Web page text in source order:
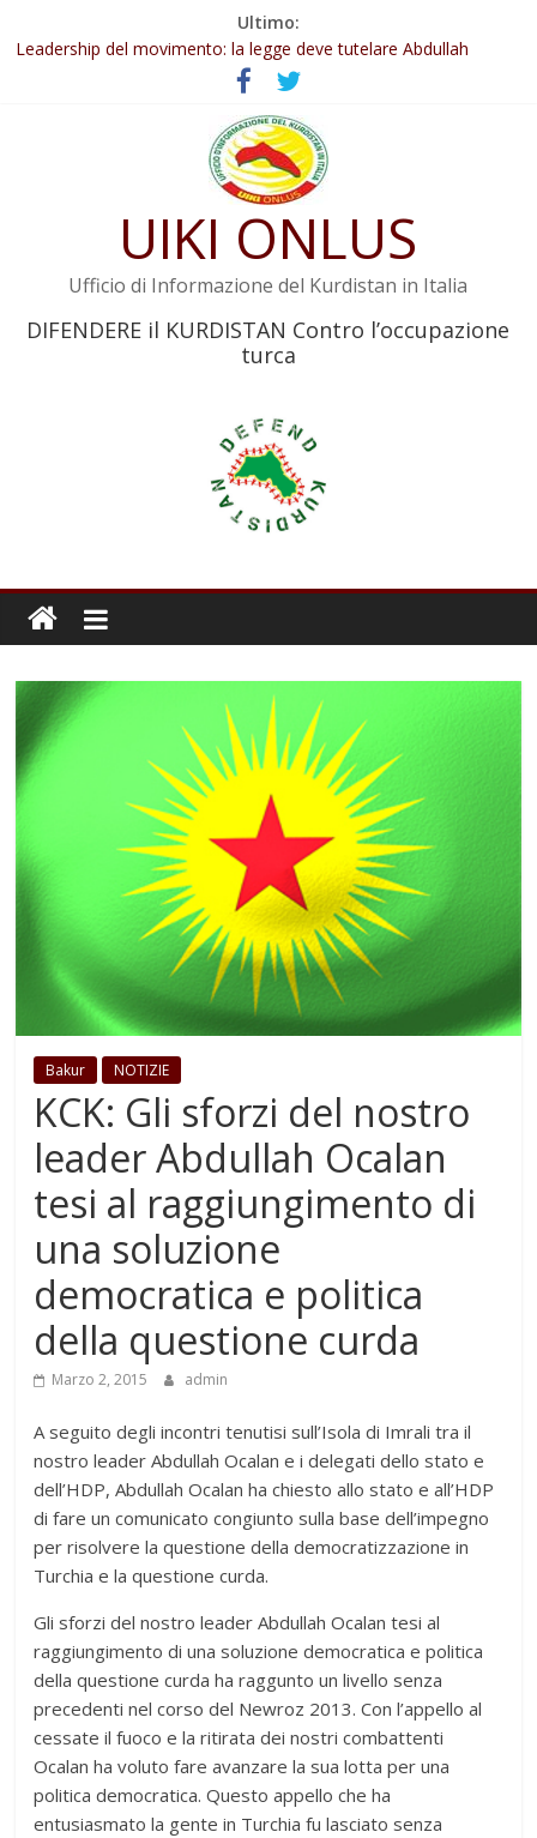
Ultimo:
Abdullah Öcalan: Le legge negativa deve essere trasformata in
Leadership del movimento: la legge deve tutelare Abdullah
Öcalan e l’intero movimento
Commissione donne del KNK: Şengal è di nuovo sotto minaccia
Non tenere conto della situazione di Rêber Apo ostacolerebbe
Il KNK chiede un’azione internazionale contro i crimini di guerra
UIKI ONLUS
Ufficio di Informazione del Kurdistan in Italia
DIFENDERE il KURDISTAN Contro l’occupazione
turca
Bakur NOTIZIE
KCK: Gli sforzi del nostro
leader Abdullah Ocalan
tesi al raggiungimento di
una soluzione
democratica e politica
della questione curda
Marzo 2, 2015 admin
A seguito degli incontri tenutisi sull’Isola di Imrali tra il
nostro leader Abdullah Ocalan e i delegati dello stato e
dell’HDP, Abdullah Ocalan ha chiesto allo stato e all’HDP
di fare un comunicato congiunto sulla base dell’impegno
per risolvere la questione della democratizzazione in
Turchia e la questione curda.
Gli sforzi del nostro leader Abdullah Ocalan tesi al
raggiungimento di una soluzione democratica e politica
della questione curda ha raggunto un livello senza
precedenti nel corso del Newroz 2013. Con l’appello al
cessate il fuoco e la ritirata dei nostri combattenti
Ocalan ha voluto fare avanzare la sua lotta per una
politica democratica. Questo appello che ha
entusiasmato la gente in Turchia fu lasciato senza